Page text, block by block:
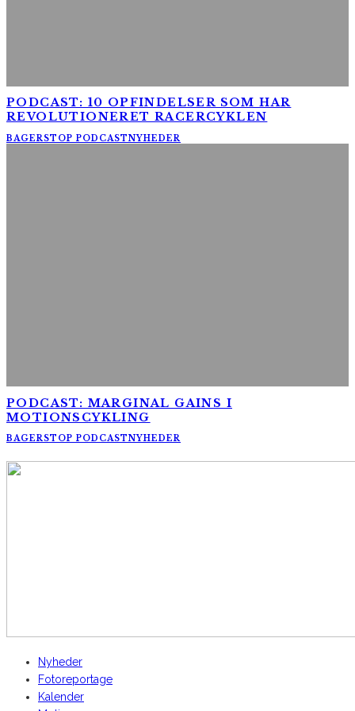
PODCAST: 10 OPFINDELSER SOM HAR
REVOLUTIONERET RACERCYKLEN
BAGERSTOP PODCASTNYHEDER
PODCAST: MARGINAL GAINS I
MOTIONSCYKLING
BAGERSTOP PODCASTNYHEDER
Nyheder
Fotoreportage
Kalender